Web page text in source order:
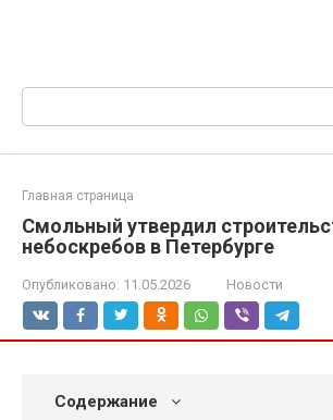
Поиск:
Главная страница
Смольный утвердил
небоскребов в Петербурге
Опубликовано: 11.05.2026 Новости
Содержание